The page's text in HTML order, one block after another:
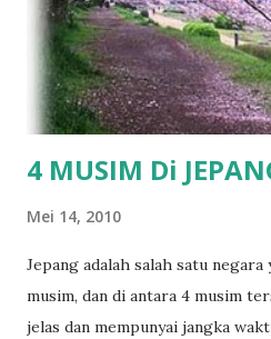
sebelum wa merupakan topik
desu menjadi penanda
pada kalimat formal, dan
kalimat. Desu juga tidak dapat
Indonesia. ...
4 MUSIM Di
Mei 14, 2010
Jepang adalah salah satu
musim, dan di antara 4 musim
jelas dan mempunyai jangka